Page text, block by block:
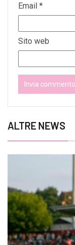
Email *
Sito web
ALTRE NEWS